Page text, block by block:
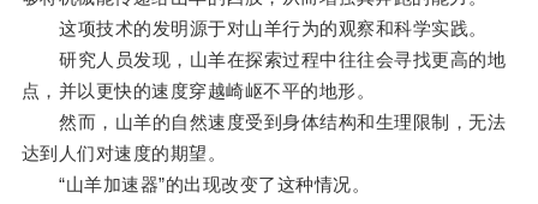
这项技术的发明源于对山羊行为的观察和科学实践。
研究人员发现，山羊在探索过程中往往会寻找更高的地
点，并以更快的速度穿越崎岖不平的地形。
然而，山羊的自然速度受到身体结构和生理限制，无法
达到人们对速度的期望。
“山羊加速器”的出现改变了这种情况。